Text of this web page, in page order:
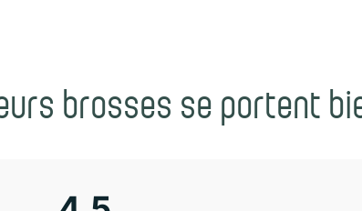
brosses se portent